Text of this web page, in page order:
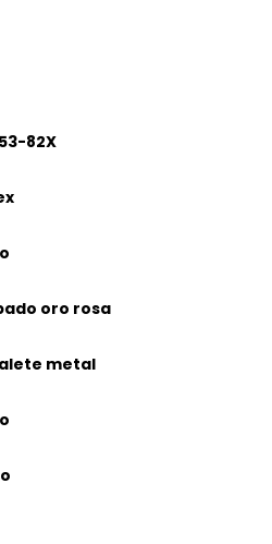
82X
oro rosa
metal